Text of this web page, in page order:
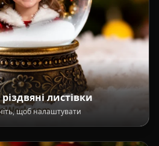
листівки
щоб налаштувати